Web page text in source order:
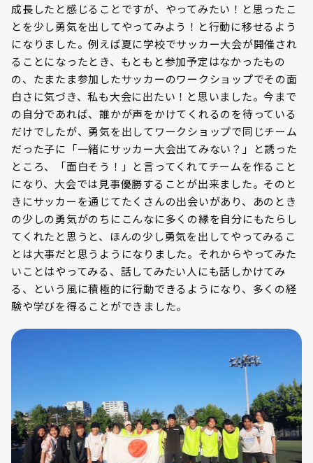
成長したと感じることですが、やってみたい！と思ったこ
とを少し勇気を出してやってみよう！と行動に移せるよう
になりました。例えば夏に学校でサッカー大会が開催され
ることになったとき、もともと参加予定はなかったもの
の、たまたま参加したサッカーのワークショップでその面
白さに気づき、私も大会に出たい！と思いました。今まで
の自分であれば、誰かが声をかけてくれるのを待っている
だけでしたが、勇気を出してワークショップで同じチーム
だった子に「一緒にサッカー大会出てみない？」と誘った
ところ、「面白そう！」と言ってくれてチームを作ること
になり、大会では見事優勝することが出来ました。そのと
きにサッカーを通じてたくさんの出会いがあり、あのとき
の少しの勇気がのちにこんなに多くの縁を自分にもたらし
てくれたと思うと、ほんの少し勇気を出してやってみるこ
とは大事だと思うようになりました。それからやってみた
いことはやってみる、話してみたい人にも話しかけてみ
る、という風に積極的に行動できるようになり、多くの経
験や学びを得ることができました。